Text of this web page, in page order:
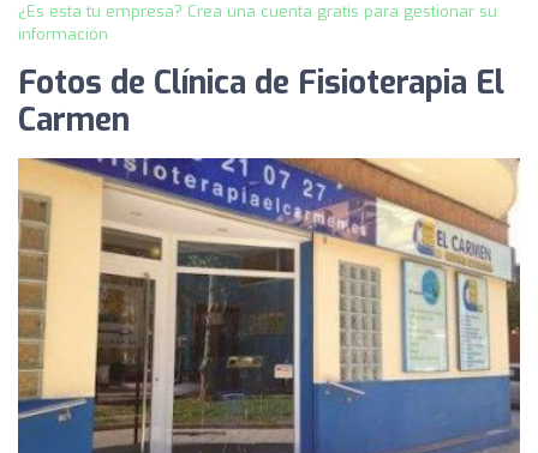
¿Es esta tu empresa? Crea una cuenta gratis para gestionar su
información
Fotos de Clínica de Fisioterapia El
Carmen